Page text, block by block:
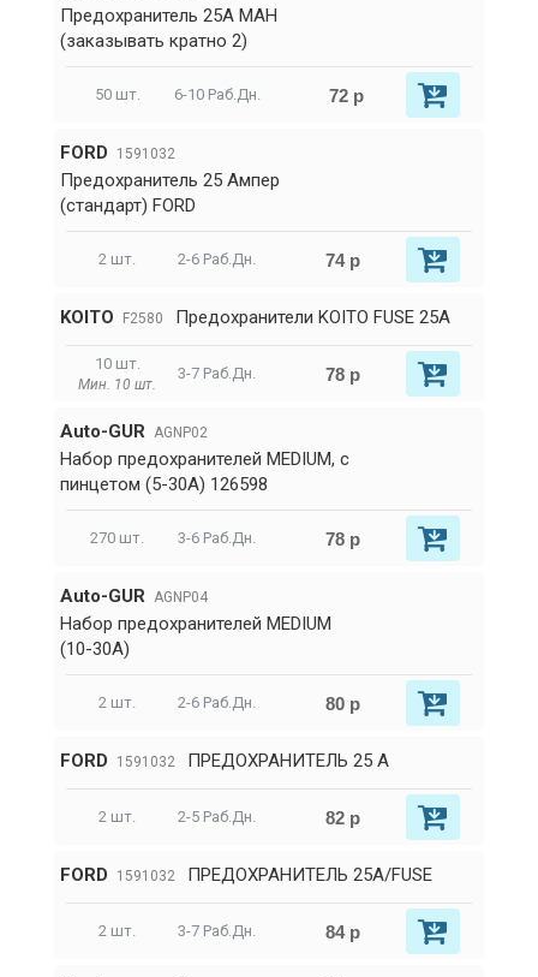
Предохранитель 25А МАН
(заказывать кратно 2)
50 шт. 6-10 Раб.Дн. 72 р
FORD 1591032
Предохранитель 25 Ампер
(стандарт) FORD
2 шт. 2-6 Раб.Дн. 74 р
KOITO F2580 Предохранители KOITO FUSE 25A
10 шт.
Мин. 10 шт.
3-7 Раб.Дн. 78 р
Auto-GUR AGNP02
Набор предохранителей MEDIUM, с
пинцетом (5-30А) 126598
270 шт. 3-6 Раб.Дн. 78 р
Auto-GUR AGNP04
Набор предохранителей MEDIUM
(10-30А)
2 шт. 2-6 Раб.Дн. 80 р
FORD 1591032 ПРЕДОХРАНИТЕЛЬ 25 А
2 шт. 2-5 Раб.Дн. 82 р
FORD 1591032 ПРЕДОХРАНИТЕЛЬ 25А/FUSE
2 шт. 3-7 Раб.Дн. 84 р